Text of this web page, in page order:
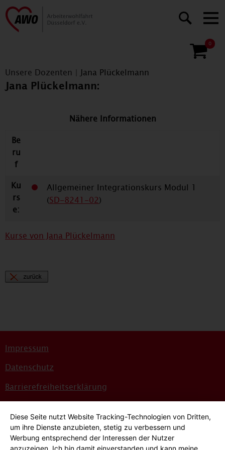
0
Unsere Dozenten |Jana Plückelmann
Jana Plückelmann:
Nähere Informationen
Be
ru
f
Ku
rs
e:
Allgemeiner Integrationskurs Modul 1
(SD-8241-02)
Kurse von Jana Plückelmann
Impressum
Datenschutz
Barrierefreiheitserklärung
Bildnachweise
Hinweisgeber*innensystem
Diese Seite nutzt Website Tracking-Technologien von Dritten,
um ihre Dienste anzubieten, stetig zu verbessern und
Werbung entsprechend der Interessen der Nutzer
anzuzeigen. Ich bin damit einverstanden und kann meine